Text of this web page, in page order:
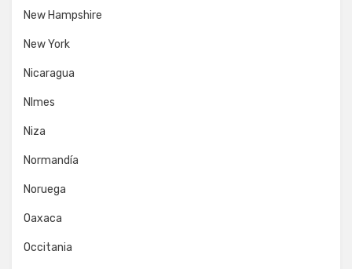
New Hampshire
New York
Nicaragua
NImes
Niza
Normandía
Noruega
Oaxaca
Occitania